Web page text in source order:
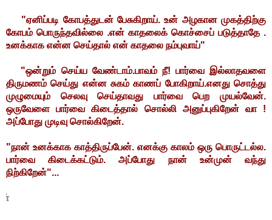
"ஏனிப்படி கோபத்துடன் பேசுகிறாய். உன் அழகான முகத்திற்கு
கோபம் பொருந்தவில்லை .என் காதலைக் கொச்சைப் படுத்தாதே .
உனக்காக என்ன செய்தால் என் காதலை நம்புவாய்"
"ஒன்றும் செய்ய வேண்டாம்.பாவம் நீ! பார்வை இல்லாதவளை
திருமணம் செய்து என்ன சுகம் காணப் போகிறாய்.எனது சொத்து
முழுமையும் செலவு செய்தாவது பார்வை பெற முயல்வேன்.
ஒருவேளை பார்வை கிடைத்தால் சொல்லி அனுப்புகிறேன் வா !
அப்போது முடிவு சொல்கிறேன்.
"நான் உனக்காக காத்திருப்பேன். எனக்கு காலம் ஒரு பொருட்டல்ல.
பார்வை கிடைக்கட்டும். அப்போது நான் உன்முன் வந்து
நிற்கிறேன்"...